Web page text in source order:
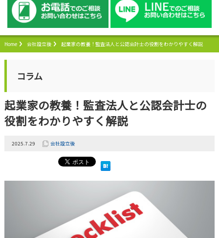
Home 会社設立後 起業家の教養！監査法人と公認会計士の役割をわかりやすく解説
コラム
起業家の教養！監査法人と公認会計士の
役割をわかりやすく解説
2025.7.29 会社設立後